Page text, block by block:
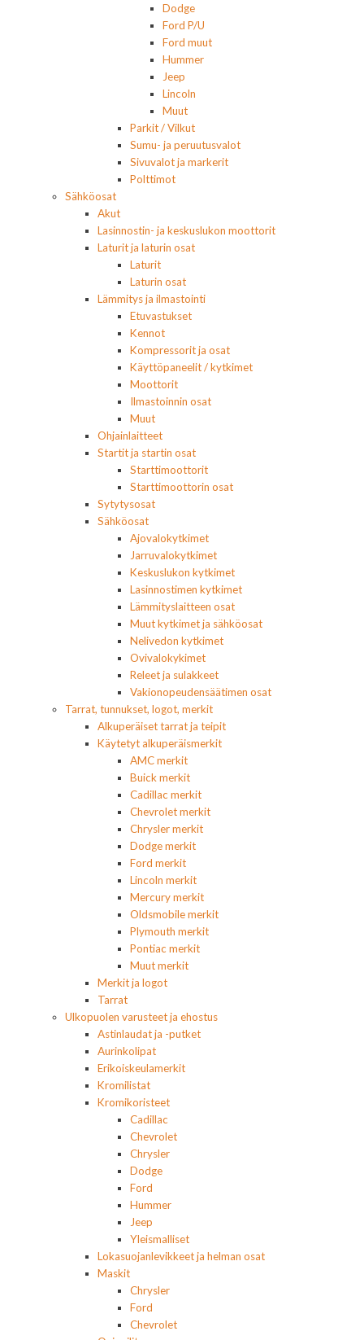
Dodge
Ford P/U
Ford muut
Hummer
Jeep
Lincoln
Muut
Parkit / Vilkut
Sumu- ja peruutusvalot
Sivuvalot ja markerit
Polttimot
Sähköosat
Akut
Lasinnostin- ja keskuslukon moottorit
Laturit ja laturin osat
Laturit
Laturin osat
Lämmitys ja ilmastointi
Etuvastukset
Kennot
Kompressorit ja osat
Käyttöpaneelit / kytkimet
Moottorit
Ilmastoinnin osat
Muut
Ohjainlaitteet
Startit ja startin osat
Starttimoottorit
Starttimoottorin osat
Sytytysosat
Sähköosat
Ajovalokytkimet
Jarruvalokytkimet
Keskuslukon kytkimet
Lasinnostimen kytkimet
Lämmityslaitteen osat
Muut kytkimet ja sähköosat
Nelivedon kytkimet
Ovivalokykimet
Releet ja sulakkeet
Vakionopeudensäätimen osat
Tarrat, tunnukset, logot, merkit
Alkuperäiset tarrat ja teipit
Käytetyt alkuperäismerkit
AMC merkit
Buick merkit
Cadillac merkit
Chevrolet merkit
Chrysler merkit
Dodge merkit
Ford merkit
Lincoln merkit
Mercury merkit
Oldsmobile merkit
Plymouth merkit
Pontiac merkit
Muut merkit
Merkit ja logot
Tarrat
Ulkopuolen varusteet ja ehostus
Astinlaudat ja -putket
Aurinkolipat
Erikoiskeulamerkit
Kromilistat
Kromikoristeet
Cadillac
Chevrolet
Chrysler
Dodge
Ford
Hummer
Jeep
Yleismalliset
Lokasuojanlevikkeet ja helman osat
Maskit
Chrysler
Ford
Chevrolet